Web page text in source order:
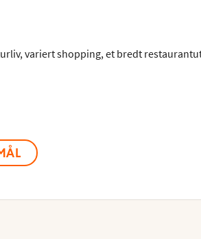
variert shopping, et bredt